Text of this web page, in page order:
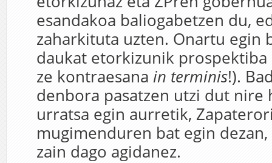
esandakoa baliogabetzen du,
zaharkituta uzten. Onartu egin
daukat etorkizunik prospektiba
ze kontraesana in terminis!).
denbora pasatzen utzi dut nire
urratsa egin aurretik,
mugimenduren bat egin
zain dago agidanez.